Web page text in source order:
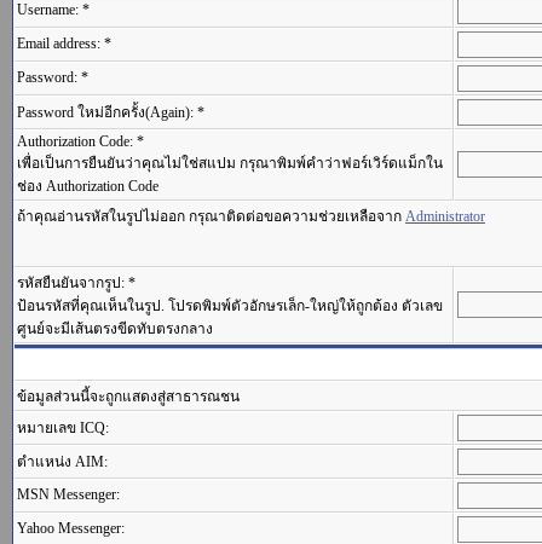
Username: *
Email address: *
Password: *
Password ใหม่อีกครั้ง(Again): *
Authorization Code: *
เพื่อเป็นการยืนยันว่าคุณไม่ใช่สแปม กรุณาพิมพ์คำว่าฟอร์เวิร์ดแม็กใน
ช่อง Authorization Code
ถ้าคุณอ่านรหัสในรูปไม่ออก กรุณาติดต่อขอความช่วยเหลือจาก Administrator
รหัสยืนยันจากรูป: *
ป้อนรหัสที่คุณเห็นในรูป. โปรดพิมพ์ตัวอักษรเล็ก-ใหญ่ให้ถูกต้อง ตัวเลข
ศูนย์จะมีเส้นตรงขีดทับตรงกลาง
ข้อมูลส่วนนี้จะถูกแสดงสู่สาธารณชน
หมายเลข ICQ:
ตำแหน่ง AIM:
MSN Messenger:
Yahoo Messenger: